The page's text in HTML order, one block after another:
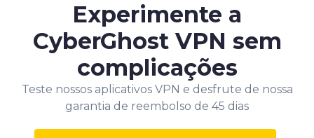
Experimente a
CyberGhost VPN sem
complicações
Teste nossos aplicativos VPN e desfrute de nossa
garantia de reembolso de 45 dias